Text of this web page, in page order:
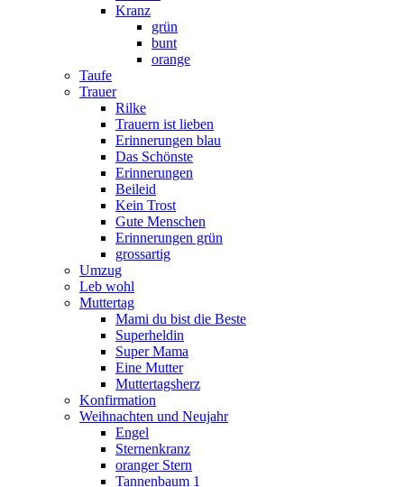
Kranz
grün
bunt
orange
Taufe
Trauer
Rilke
Trauern ist lieben
Erinnerungen blau
Das Schönste
Erinnerungen
Beileid
Kein Trost
Gute Menschen
Erinnerungen grün
grossartig
Umzug
Leb wohl
Muttertag
Mami du bist die Beste
Superheldin
Super Mama
Eine Mutter
Muttertagsherz
Konfirmation
Weihnachten und Neujahr
Engel
Sternenkranz
oranger Stern
Tannenbaum 1